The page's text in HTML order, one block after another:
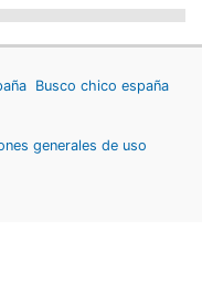
Busco chico españa
generales de uso